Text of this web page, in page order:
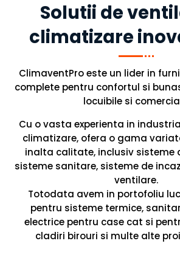
Solutii de
climatizare
ClimaventPro este un lider in
complete pentru confortul si
locuibile si
Cu o vasta experienta in
climatizare, ofera o gama
inalta calitate, inclusiv sisteme
sisteme sanitare, sisteme de
ventilare.
Totodata avem in portofoliu
pentru sisteme termice,
electrice pentru case cat si
cladiri birouri si multe alte